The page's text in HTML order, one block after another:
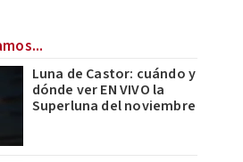
Luna de Castor: cuándo y
dónde ver EN VIVO la
Superluna del noviembre